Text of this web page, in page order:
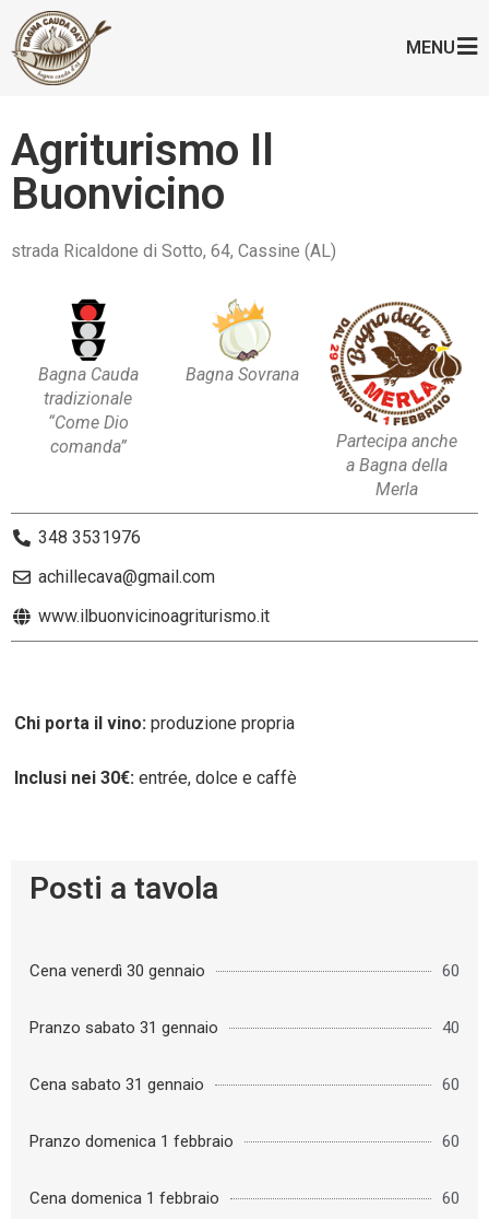
MENU
Agriturismo Il
Buonvicino
strada Ricaldone di Sotto, 64, Cassine (AL)
Bagna Cauda
tradizionale
“Come Dio
comanda”
Bagna Sovrana
Partecipa anche
a Bagna della
Merla
348 3531976
achillecava@gmail.com
www.ilbuonvicinoagriturismo.it
Chi porta il vino: produzione propria
Inclusi nei 30€: entrée, dolce e caffè
Posti a tavola
Cena venerdì 30 gennaio 60
Pranzo sabato 31 gennaio 40
Cena sabato 31 gennaio 60
Pranzo domenica 1 febbraio 60
Cena domenica 1 febbraio 60